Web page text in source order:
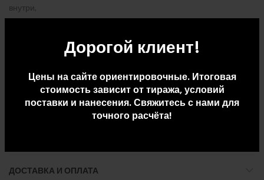
Дорогой клиент!
Цены на сайте ориентировочные. Итоговая
стоимость зависит от тиража, условий
поставки и нанесения. Свяжитесь с нами для
точного расчёта!
внутри,
цена на товар снижена, претензии, связанные с наличием
указанных дефектов, не принимаются.
ДОСТАВКА И ОПЛАТА